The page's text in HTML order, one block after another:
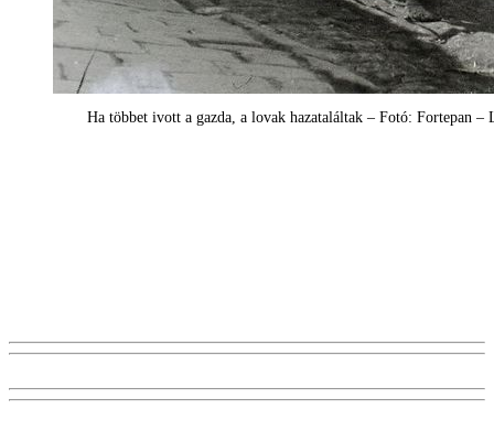
Ha többet ivott a gazda, a lovak hazataláltak – Fotó: Fortepan –